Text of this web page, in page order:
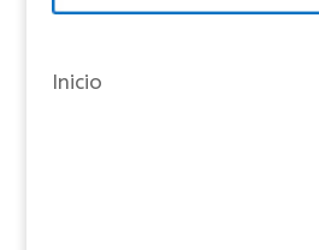
í
s
Inicio